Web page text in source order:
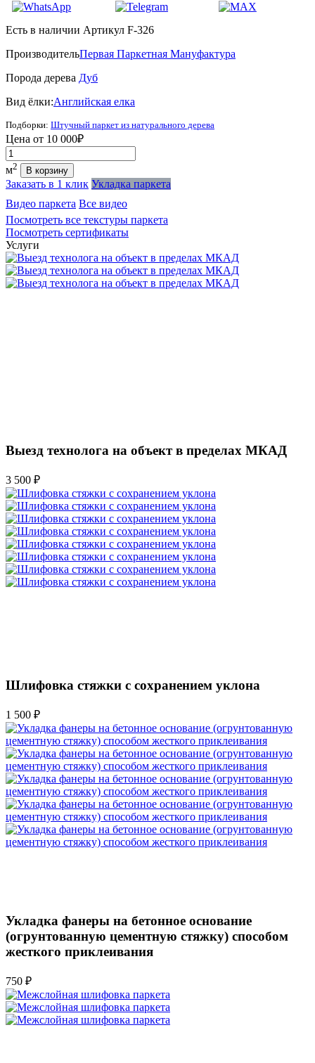
Есть в наличии Артикул F-326
ПроизводительПервая Паркетная Мануфактура
Порода дерева Дуб
Вид ёлки:Английская елка
Подборки: Штучный паркет из натурального дерева
Цена от 10 000₽
Количество
м2 В корзину
Заказать в 1 клик Укладка паркета
Видео паркета Все видео
Посмотреть все текстуры паркета
Посмотреть сертификаты
Услуги
Выезд технолога на объект в пределах МКАД
3 500 ₽
Шлифовка стяжки с сохранением уклона
1 500 ₽
Укладка фанеры на бетонное основание
(огрунтованную цементную стяжку) способом
жесткого приклеивания
750 ₽